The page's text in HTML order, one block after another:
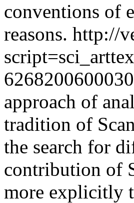
conventions of
reasons. http://
approach of
tradition of
the search for
contribution of
more explicitly